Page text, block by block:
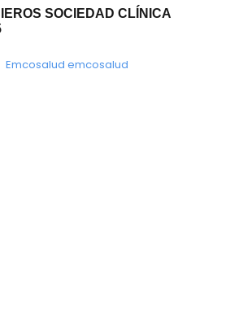
SOCIEDAD CLÍNICA
Emcosalud emcosalud